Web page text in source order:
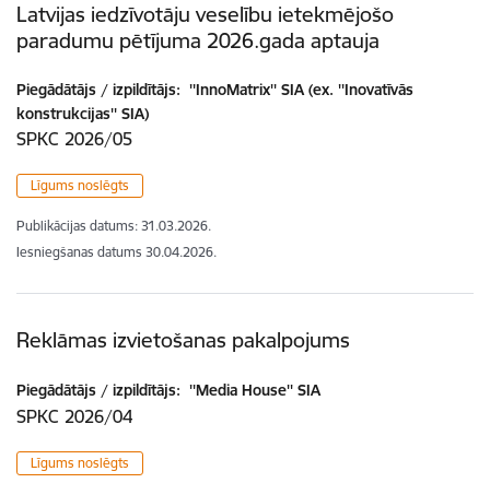
Latvijas iedzīvotāju veselību ietekmējošo
paradumu pētījuma 2026.gada aptauja
Piegādātājs / izpildītājs: ''InnoMatrix'' SIA (ex. ''Inovatīvās
konstrukcijas'' SIA)
SPKC 2026/05
Līgums noslēgts
Publikācijas datums: 31.03.2026.
Iesniegšanas datums 30.04.2026.
Reklāmas izvietošanas pakalpojums
Piegādātājs / izpildītājs: ''Media House'' SIA
SPKC 2026/04
Līgums noslēgts